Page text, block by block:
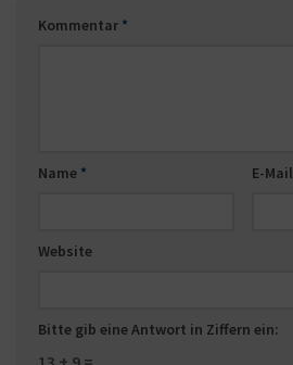
Kommentar *
Name * E-Mail
Website
Bitte gib eine Antwort in Ziffern ein: